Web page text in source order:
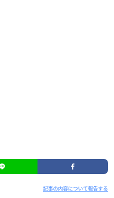
記事の内容について報告する